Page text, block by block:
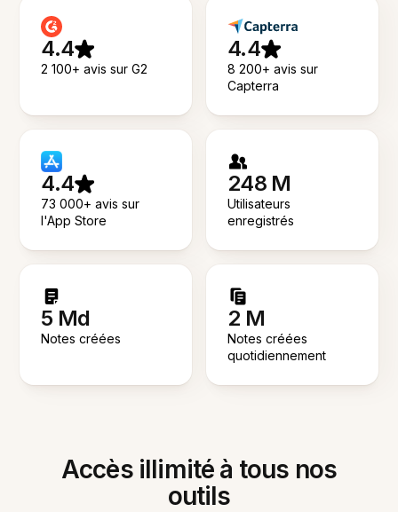
4.4
2 100+ avis sur G2
4.4
8 200+ avis sur
Capterra
4.4
73 000+ avis sur
l'App Store
248 M
Utilisateurs
enregistrés
5 Md
Notes créées
2 M
Notes créées
quotidiennement
Accès illimité à tous nos
outils